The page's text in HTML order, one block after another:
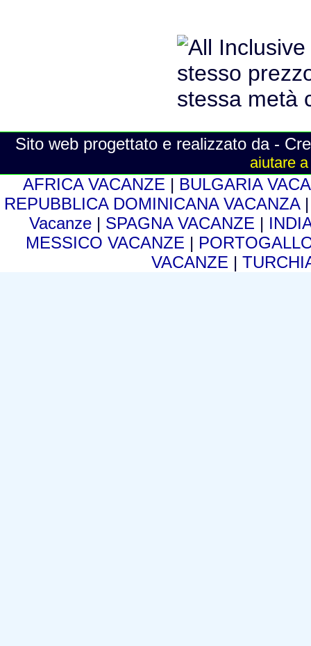
Sito web progettato e realizzato da -
aiutare
AFRICA VACANZE | BULGARIA
REPUBBLICA DOMINICANA VACANZA
Vacanze | SPAGNA VACANZE |
MESSICO VACANZE |
VACANZE |